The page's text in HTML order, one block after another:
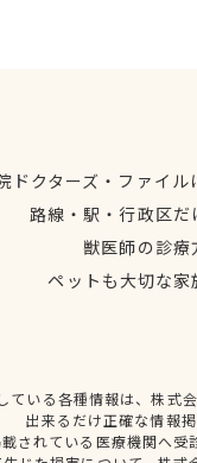
ドクターズ・ファイ
路線・駅・行政区
獣医師の診
ペットも大切な
ている各種情報は、株式
出来るだけ正確な情報
されている医療機関へ